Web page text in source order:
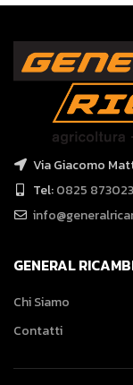
Via Giacomo
Tel:0825 873023
GENERAL
Chi Siamo
Contatti